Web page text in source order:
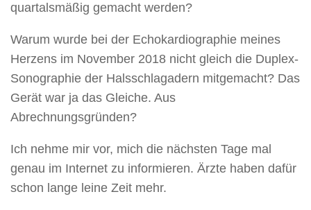
quartalsmäßig gemacht werden?
Warum wurde bei der Echokardiographie meines
Herzens im November 2018 nicht gleich die Duplex-
Sonographie der Halsschlagadern mitgemacht? Das
Gerät war ja das Gleiche. Aus
Abrechnungsgründen?
Ich nehme mir vor, mich die nächsten Tage mal
genau im Internet zu informieren. Ärzte haben dafür
schon lange leine Zeit mehr.